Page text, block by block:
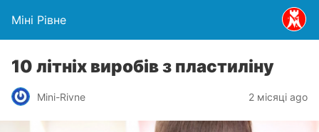
Міні Рівне
10 літніх виробів з пластиліну
Mini-Rivne 2 місяці ago